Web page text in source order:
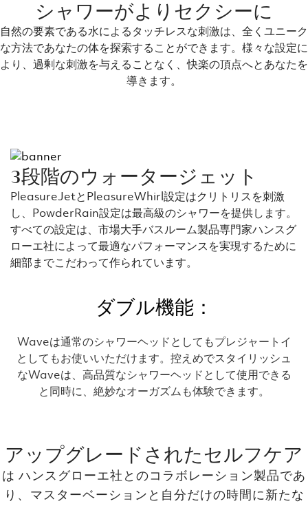
お使いのシャワーヘッドをWaveに交換するだけでと
ても簡単！
シャワーがよりセクシーに
自然の要素である水によるタッチレスな刺激は、全くユニーク
な方法であなたの体を探索することができます。様々な設定に
より、過剰な刺激を与えることなく、快楽の頂点へとあなたを
導きます。
3段階のウォータージェット
PleasureJetとPleasureWhirl設定はクリトリスを刺激
し、PowderRain設定は最高級のシャワーを提供します。
すべての設定は、市場大手バスルーム製品専門家ハンスグ
ローエ社によって最適なパフォーマンスを実現するために
細部までこだわって作られています。
ダブル機能：
Waveは通常のシャワーヘッドとしてもプレジャートイ
としてもお使いいただけます。控えめでスタイリッシュ
なWaveは、高品質なシャワーヘッドとして使用できる
と同時に、絶妙なオーガズムも体験できます。
アップグレードされたセルフケア
は ハンスグローエ社とのコラボレーション製品であ
り、マスターベーションと自分だけの時間に新たな